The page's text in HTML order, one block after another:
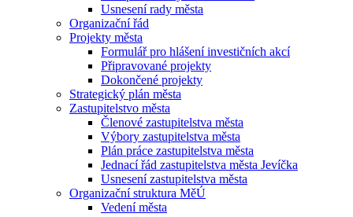
Usnesení rady města
Organizační řád
Projekty města
Formulář pro hlášení investičních akcí
Připravované projekty
Dokončené projekty
Strategický plán města
Zastupitelstvo města
Členové zastupitelstva města
Výbory zastupitelstva města
Plán práce zastupitelstva města
Jednací řád zastupitelstva města Jevíčka
Usnesení zastupitelstva města
Organizační struktura MěÚ
Vedení města